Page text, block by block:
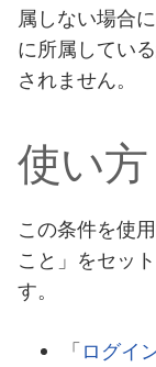
属しない場合
に所属してい
されません。
使い方
この条件を使
こと」をセッ
す。
「ログイ